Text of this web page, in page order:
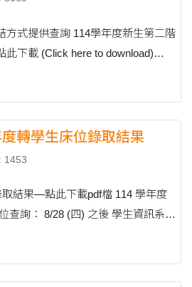
114學年度新生第二階
此下載 (Click here to download)
Stage Admission Results
度轉學生床位錄取結果
1453
—點此下載pdf檔 114 學年度
→ 註冊/住宿/保險 → 住宿申請 →